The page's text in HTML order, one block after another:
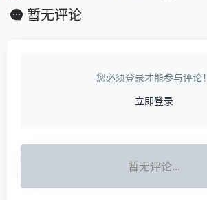
暂无评论
您必须登录才能参与评论！
立即登录
暂无评论...